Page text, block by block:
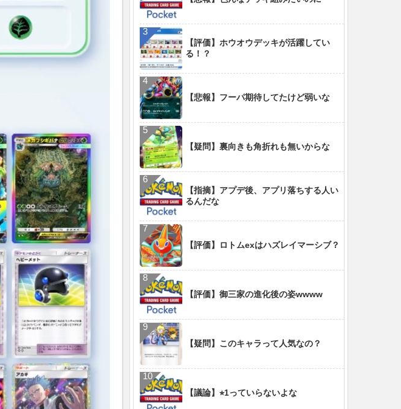
【評価】ホウオウデッキが活躍してい
る！？
【悲報】フーパ期待してたけど弱いな
【疑問】裏向きも角折れも無いからな
【指摘】アプデ後、アプリ落ちする人い
るんだな
【評価】ロトムexはハズレイマーシブ？
【評価】御三家の進化後の姿wwww
【疑問】このキャラって人気なの？
【議論】⭐︎1っていらないよな